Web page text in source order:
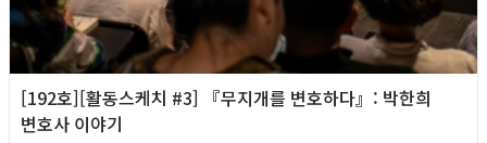
[192호][활동스케치 #3] 『무지개를 변호하다』: 박한희
변호사 이야기